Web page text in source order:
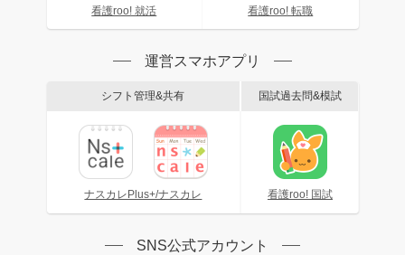
看護roo! 就活 看護roo! 転職
運営スマホアプリ
シフト管理&共有
ナスカレPlus+/ナスカレ
国試過去問&模試
看護roo! 国試
SNS公式アカウント